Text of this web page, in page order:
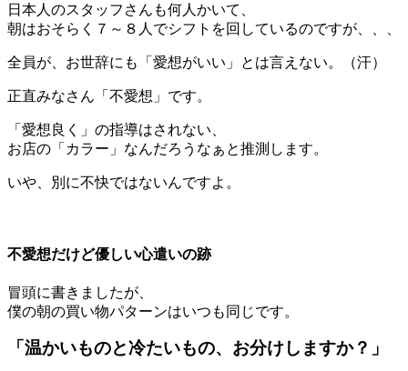
日本人のスタッフさんも何人かいて、
朝はおそらく７～８人でシフトを回しているのですが、、、
全員が、お世辞にも「愛想がいい」とは言えない。（汗）
正直みなさん「不愛想」です。
「愛想良く」の指導はされない、
お店の「カラー」なんだろうなぁと推測します。
いや、別に不快ではないんですよ。
不愛想だけど優しい心遣いの跡
冒頭に書きましたが、
僕の朝の買い物パターンはいつも同じです。
「温かいものと冷たいもの、お分けしますか？」